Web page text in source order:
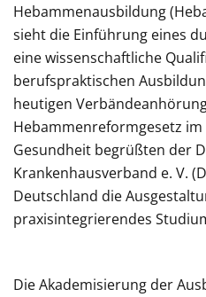
Hebammenausbildung
sieht die Einführung eines
eine wissenschaftliche
berufspraktischen
heutigen
Hebammenreformgesetz
Gesundheit begrüßten der
Krankenhausverband e. V.
Deutschland die
praxisintegrierendes
Die Akademisierung der